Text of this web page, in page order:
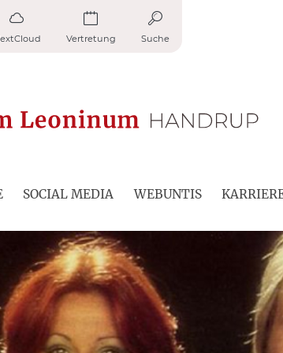
Vertretung Suche
SOCIAL MEDIA WEBUNTIS